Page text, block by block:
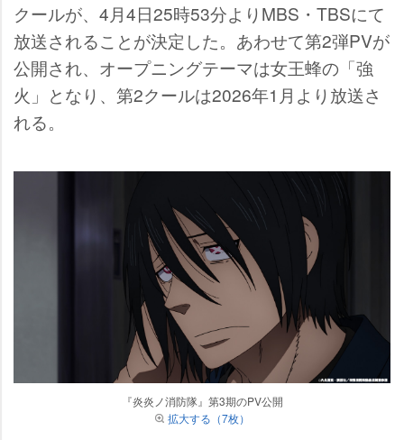
クールが、4月4日25時53分よりMBS・TBSにて
放送されることが決定した。あわせて第2弾PVが
公開され、オープニングテーマは女王蜂の「強
火」となり、第2クールは2026年1月より放送さ
れる。
『炎炎ノ消防隊』第3期のPV公開
拡大する（7枚）